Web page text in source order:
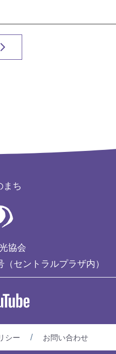
まち
協会
セントラルプラザ内）
シー お問い合わせ